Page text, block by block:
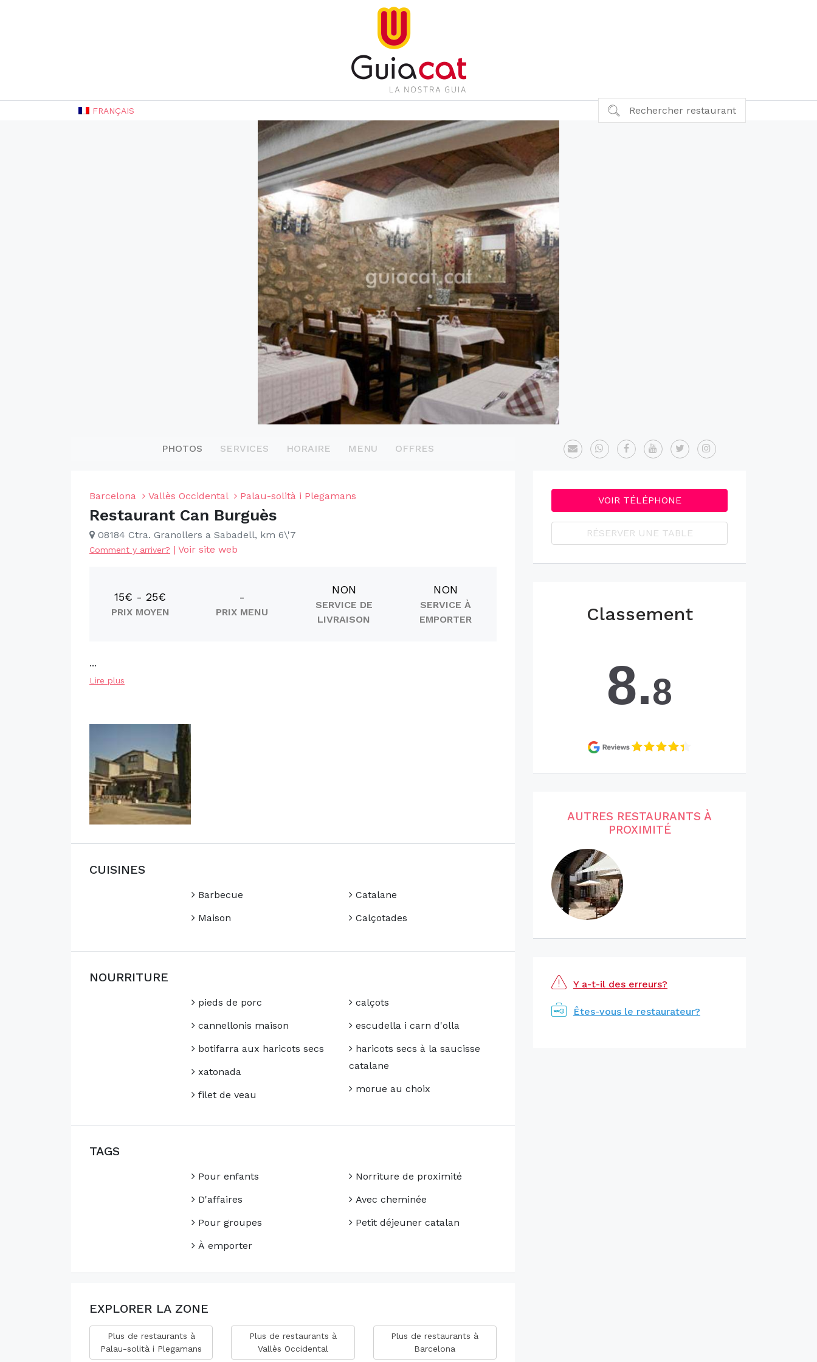
FRANÇAIS Rechercher restaurant
PHOTOS SERVICES HORAIRE MENU OFFRES
Barcelona Vallès Occidental Palau-solità i Plegamans
Restaurant Can Burguès
08184 Ctra. Granollers a Sabadell, km 6\'7
Comment y arriver? | Voir site web
15€ - 25€
PRIX MOYEN
-
PRIX MENU
NON
SERVICE DE
LIVRAISON
NON
SERVICE À
EMPORTER
...
Lire plus
CUISINES
Barbecue
Maison
Catalane
Calçotades
NOURRITURE
pieds de porc
cannellonis maison
botifarra aux haricots secs
xatonada
filet de veau
calçots
escudella i carn d'olla
haricots secs à la saucisse
catalane
morue au choix
TAGS
Pour enfants
D'affaires
Pour groupes
À emporter
Norriture de proximité
Avec cheminée
Petit déjeuner catalan
EXPLORER LA ZONE
Plus de restaurants à
Palau-solità i Plegamans
Plus de restaurants à
Vallès Occidental
Plus de restaurants à
Barcelona
VOIR TÉLÉPHONE
RÉSERVER UNE TABLE
Classement
8.8
AUTRES RESTAURANTS À
PROXIMITÉ
Y a-t-il des erreurs?
Êtes-vous le restaurateur?